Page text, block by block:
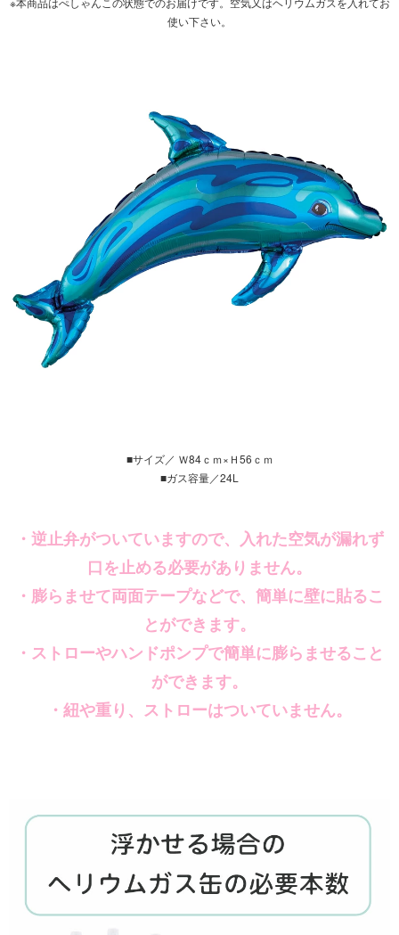
使い下さい。
■サイズ／ Ｗ84ｃｍ×Ｈ56ｃｍ
■ガス容量／24L
・逆止弁がついていますので、入れた空気が漏れず
口を止める必要がありません。
・膨らませて両面テープなどで、簡単に壁に貼るこ
とができます。
・ストローやハンドポンプで簡単に膨らませること
ができます。
・紐や重り、ストローはついていません。